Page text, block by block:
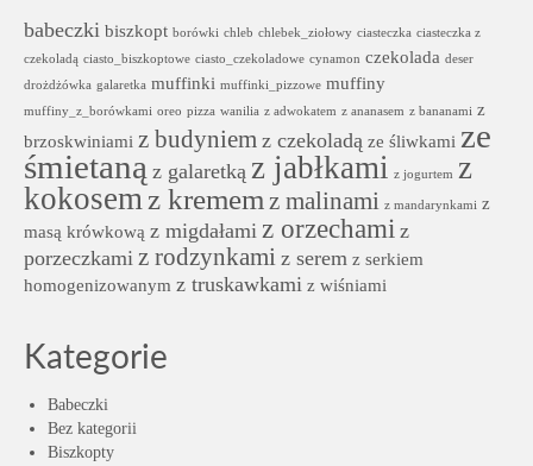
babeczki biszkopt borówki chleb chlebek_ziołowy ciasteczka ciasteczka z
czekoladą ciasto_biszkoptowe ciasto_czekoladowe cynamon czekolada deser
drożdżówka galaretka muffinki muffinki_pizzowe muffiny
muffiny_z_borówkami oreo pizza wanilia z adwokatem z ananasem z bananami z
brzoskwiniami z budyniem z czekoladą ze śliwkami ze
śmietaną z galaretką z jabłkami z jogurtem z
kokosemz kremem z malinami z mandarynkami z
masą krówkową z migdałami z orzechami z
porzeczkami z rodzynkami z serem z serkiem
homogenizowanym z truskawkami z wiśniami
Kategorie
Babeczki
Bez kategorii
Biszkopty